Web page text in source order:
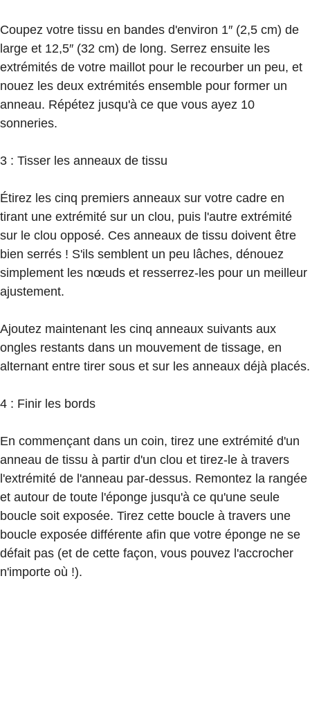
Coupez votre tissu en bandes d'environ 1″ (2,5 cm) de
large et 12,5″ (32 cm) de long. Serrez ensuite les
extrémités de votre maillot pour le recourber un peu, et
nouez les deux extrémités ensemble pour former un
anneau. Répétez jusqu'à ce que vous ayez 10
sonneries.
3 : Tisser les anneaux de tissu
Étirez les cinq premiers anneaux sur votre cadre en
tirant une extrémité sur un clou, puis l'autre extrémité
sur le clou opposé. Ces anneaux de tissu doivent être
bien serrés ! S'ils semblent un peu lâches, dénouez
simplement les nœuds et resserrez-les pour un meilleur
ajustement.
Ajoutez maintenant les cinq anneaux suivants aux
ongles restants dans un mouvement de tissage, en
alternant entre tirer sous et sur les anneaux déjà placés.
4 : Finir les bords
En commençant dans un coin, tirez une extrémité d'un
anneau de tissu à partir d'un clou et tirez-le à travers
l'extrémité de l'anneau par-dessus. Remontez la rangée
et autour de toute l'éponge jusqu'à ce qu'une seule
boucle soit exposée. Tirez cette boucle à travers une
boucle exposée différente afin que votre éponge ne se
défait pas (et de cette façon, vous pouvez l'accrocher
n'importe où !).